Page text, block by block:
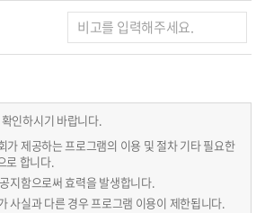
인하시기 바랍니다.
가 제공하는 프로그램의 이용 및 절차 기타 필요한
로 합니다.
지함으로써 효력을 발생합니다.
사실과 다른 경우 프로그램 이용이 제한됩니다.